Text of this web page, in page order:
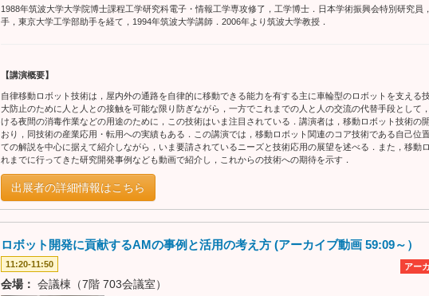
1988年筑波大学大学院博士課程工学研究科電子・情報工学専攻修了，工学博士．日本学術振興会特別研究員
手，東京大学工学部助手を経て，1994年筑波大学講師．2006年より筑波大学教授．
【講演概要】
自律移動ロボット技術は，屋内外の通路を自律的に移動できる能力を有する主に車輪型のロボットを支える
大防止のために人と人との接触を可能な限り防ぎながら，一方でこれまでの人と人の交流の代替手段として
ける夜間の消毒作業などの用途のために，この技術はいま注目されている．講演者は，移動ロボット技術の
おり，同技術の産業応用・転用への実績もある．この講演では，移動ロボット関連のコア技術である自己位
ての解説を中心に据えて紹介しながら，いま要請されているニーズと技術応用の展望を述べる．また，移動
れまでに行ってきた研究開発事例なども動画で紹介し，これからの技術への期待を示す．
出展者の詳細情報はこちら
ロボット開発に貢献するAMの事例と活用の考え方 (アーカイブ動画 59:09～）
11:20-11:50 アー
会場： 会議棟（7階 703会議室）